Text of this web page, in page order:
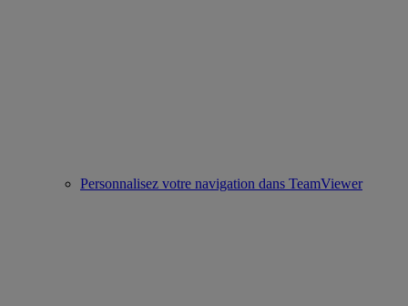
Personnalisez votre navigation dans TeamViewer